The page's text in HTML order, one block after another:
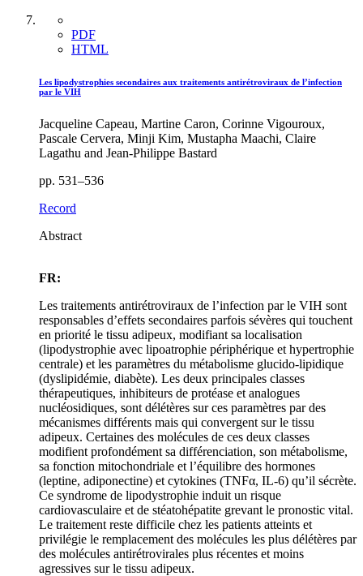
PDF
HTML
Les lipodystrophies secondaires aux traitements antirétroviraux de l’infection
par le VIH
Jacqueline Capeau, Martine Caron, Corinne Vigouroux,
Pascale Cervera, Minji Kim, Mustapha Maachi, Claire
Lagathu and Jean-Philippe Bastard
pp. 531–536
Record
Abstract
FR:
Les traitements antirétroviraux de l’infection par le VIH sont
responsables d’effets secondaires parfois sévères qui touchent
en priorité le tissu adipeux, modifiant sa localisation
(lipodystrophie avec lipoatrophie périphérique et hypertrophie
centrale) et les paramètres du métabolisme glucido-lipidique
(dyslipidémie, diabète). Les deux principales classes
thérapeutiques, inhibiteurs de protéase et analogues
nucléosidiques, sont délétères sur ces paramètres par des
mécanismes différents mais qui convergent sur le tissu
adipeux. Certaines des molécules de ces deux classes
modifient profondément sa différenciation, son métabolisme,
sa fonction mitochondriale et l’équilibre des hormones
(leptine, adiponectine) et cytokines (TNFα, IL-6) qu’il sécrète.
Ce syndrome de lipodystrophie induit un risque
cardiovasculaire et de stéatohépatite grevant le pronostic vital.
Le traitement reste difficile chez les patients atteints et
privilégie le remplacement des molécules les plus délétères par
des molécules antirétrovirales plus récentes et moins
agressives sur le tissu adipeux.